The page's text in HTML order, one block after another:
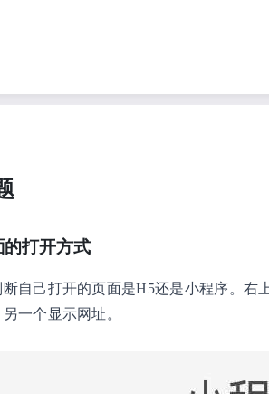
的打开方式
自己打开的页面是H5还是小程序。右
一个显示网址。